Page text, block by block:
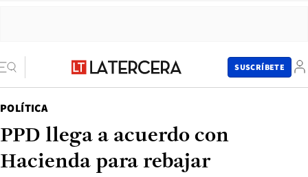
SUSCRÍBETE
POLÍTICA
PPD llega a acuerdo con
Hacienda para rebajar